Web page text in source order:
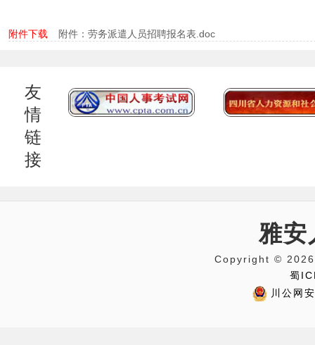
附件下载 附件：劳务派遣人员招聘报名表.doc
友
情
链
接
雅安
Copyright © 2026-
蜀
川公网